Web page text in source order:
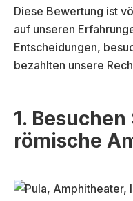
Diese Bewertung ist
auf unseren
Entscheidungen,
bezahlten unsere
1.
römische